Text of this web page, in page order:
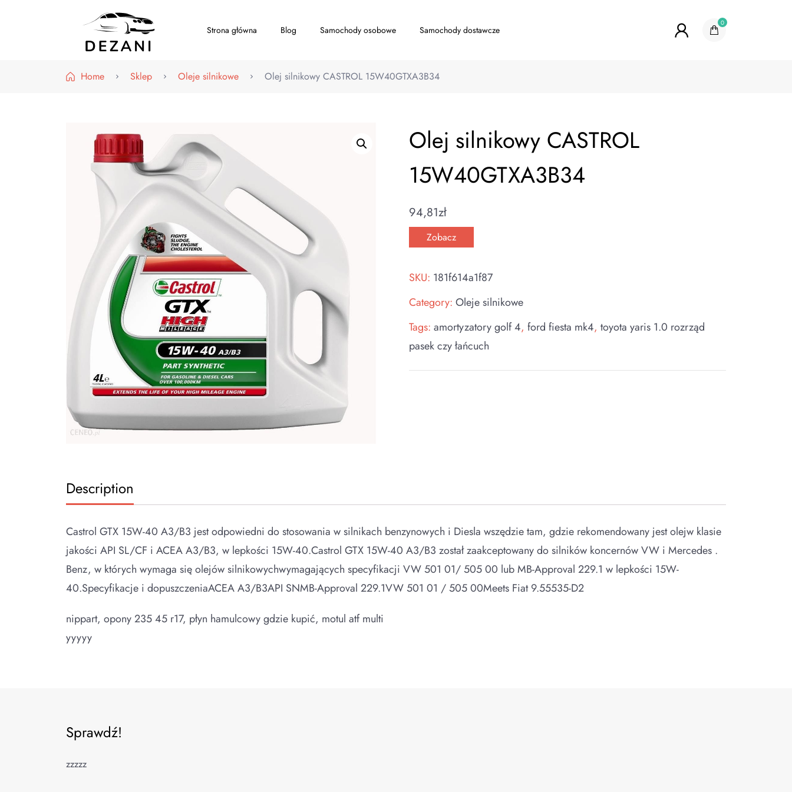
Strona główna Blog Samochody osobowe Samochody dostawcze
0
Home Sklep Oleje silnikowe Olej silnikowy CASTROL 15W40GTXA3B34
Olej silnikowy CASTROL
15W40GTXA3B34
94,81zł
Zobacz
SKU: 181f614a1f87
Category:Oleje silnikowe
Tags:amortyzatory golf 4,ford fiesta mk4,toyota yaris 1.0 rozrząd
pasek czy łańcuch
Description
Castrol GTX 15W-40 A3/B3 jest odpowiedni do stosowania w silnikach benzynowych i Diesla wszędzie tam, gdzie rekomendowany jest olejw klasie
jakości API SL/CF i ACEA A3/B3, w lepkości 15W-40.Castrol GTX 15W-40 A3/B3 został zaakceptowany do silników koncernów VW i Mercedes .
Benz, w których wymaga się olejów silnikowychwymagających specyfikacji VW 501 01/ 505 00 lub MB-Approval 229.1 w lepkości 15W-
40.Specyfikacje i dopuszczeniaACEA A3/B3API SNMB-Approval 229.1VW 501 01 / 505 00Meets Fiat 9.55535-D2
nippart, opony 235 45 r17, płyn hamulcowy gdzie kupić, motul atf multi
yyyyy
Sprawdź!
zzzzz